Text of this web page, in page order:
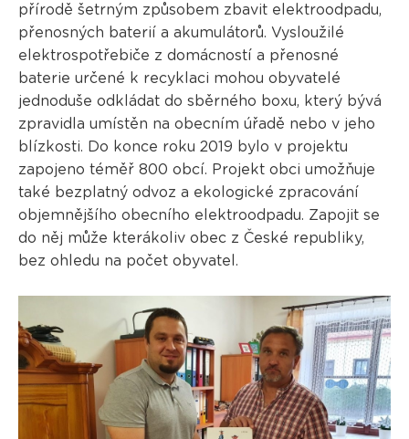
přírodě šetrným způsobem zbavit elektroodpadu,
přenosných baterií a akumulátorů. Vysloužilé
elektrospotřebiče z domácností a přenosné
baterie určené k recyklaci mohou obyvatelé
jednoduše odkládat do sběrného boxu, který bývá
zpravidla umístěn na obecním úřadě nebo v jeho
blízkosti. Do konce roku 2019 bylo v projektu
zapojeno téměř 800 obcí. Projekt obci umožňuje
také bezplatný odvoz a ekologické zpracování
objemnějšího obecního elektroodpadu. Zapojit se
do něj může kterákoliv obec z České republiky,
bez ohledu na počet obyvatel.